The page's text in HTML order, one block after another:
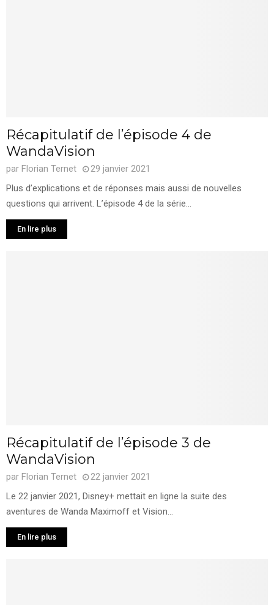
Récapitulatif de l’épisode 4 de
WandaVision
par Florian Ternet
29 janvier 2021
Plus d’explications et de réponses mais aussi de nouvelles
questions qui arrivent. L’épisode 4 de la série...
En lire plus
Récapitulatif de l’épisode 3 de
WandaVision
par Florian Ternet
22 janvier 2021
Le 22 janvier 2021, Disney+ mettait en ligne la suite des
aventures de Wanda Maximoff et Vision...
En lire plus